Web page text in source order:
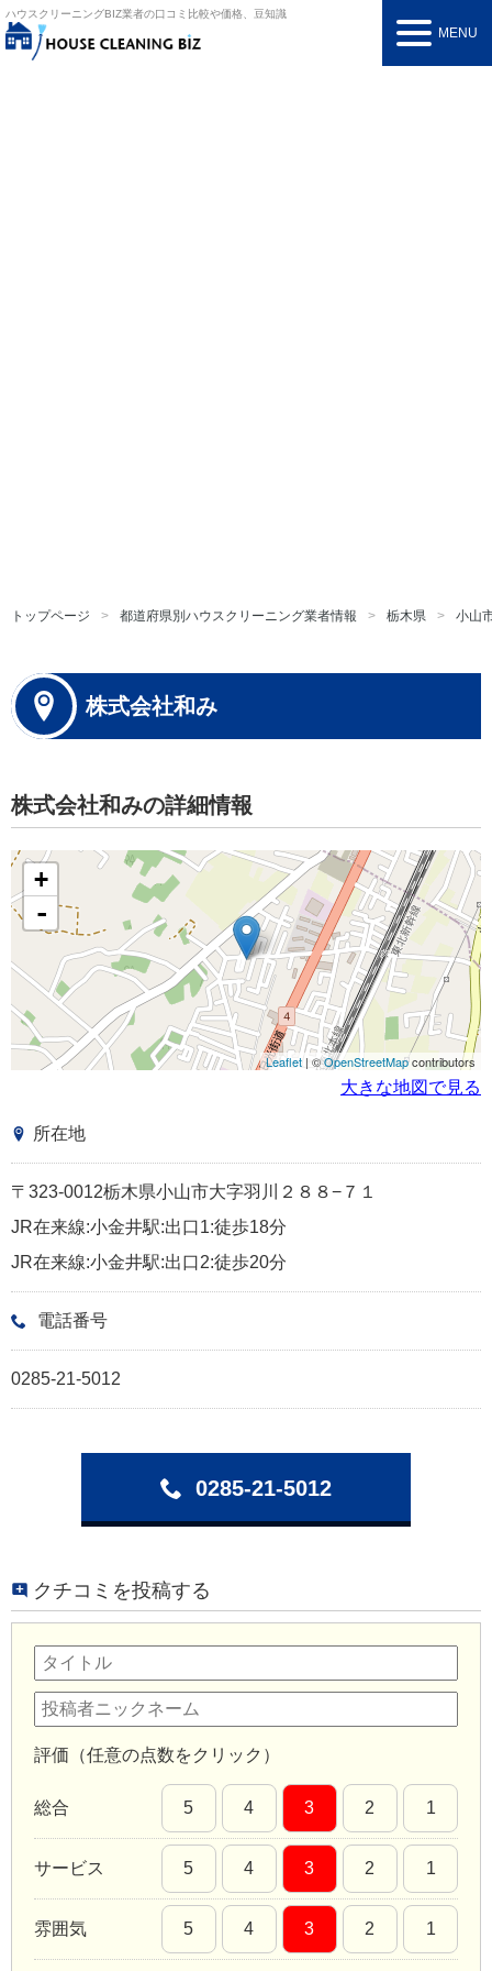
ハウスクリーニングBIZ業者の口コミ比較や価格、豆知識
MENU
トップページ 都道府県別ハウスクリーニング業者情報 栃木県 小山
株式会社和み
株式会社和みの詳細情報
+
-
Leaflet | ©OpenStreetMapcontributors
大きな地図で見る
所在地
〒323-0012栃木県小山市大字羽川２８８−７１
JR在来線:小金井駅:出口1:徒歩18分
JR在来線:小金井駅:出口2:徒歩20分
電話番号
0285-21-5012
0285-21-5012
クチコミを投稿する
評価（任意の点数をクリック）
総合 5 4 3 2 1
サービス 5 4 3 2 1
雰囲気 5 4 3 2 1